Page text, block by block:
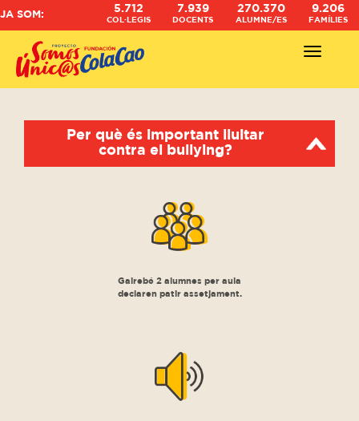
JA SOM:
5.712
COL·LEGIS
7.939
DOCENTS
270.370
ALUMNE/ES
9.206
FAMÍLIES
Abrir -
Per què és important lluitar
contra el bullying?
Gairebé 2 alumnes per aula
declaren patir assetjament.